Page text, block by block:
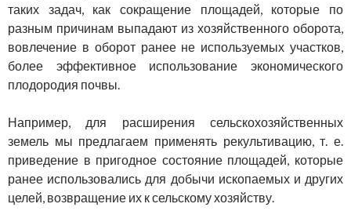
таких задач, как сокращение площадей, которые по
разным причинам выпадают из хозяйственного оборота,
вовлечение в оборот ранее не используемых участков,
более эффективное использование экономического
плодородия почвы.
Например, для расширения сельскохозяйственных
земель мы предлагаем применять рекультивацию, т. е.
приведение в пригодное состояние площадей, которые
ранее использовались для добычи ископаемых и других
целей, возвращение их к сельскому хозяйству.